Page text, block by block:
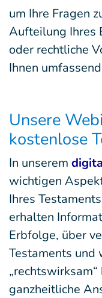
um Ihre Fragen
Aufteilung Ihres
oder rechtliche
Ihnen
Unsere
kostenlose
In unserem
wichtigen
Ihres
erhalten
Erbfolge, über
Testaments und
ganzheitliche